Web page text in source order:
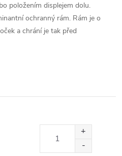
položením displejem dolu.
ochranný rám. Rám je o
a chrání je tak před